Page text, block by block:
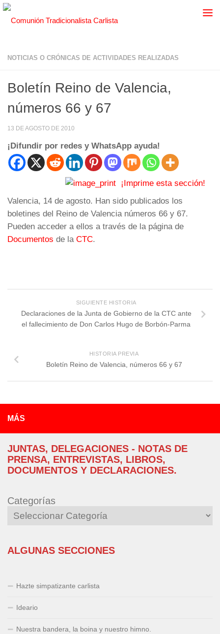
NOTICIAS O CRÓNICAS DE ACTIVIDADES REALIZADAS
Boletín Reino de Valencia,
números 66 y 67
13 DE AGOSTO DE 2010
¡Difundir por redes y WhatsApp ayuda!
¡Imprime esta sección!
Valencia, 14 de agosto. Han sido publicados los
boletines del Reino de Valencia números 66 y 67.
Pueden acceder a ellos a través de la página de
Documentos de la CTC.
SIGUIENTE HISTORIA
Declaraciones de la Junta de Gobierno de la CTC ante
el fallecimiento de Don Carlos Hugo de Borbón-Parma
HISTORIA PREVIA
Boletín Reino de Valencia, números 66 y 67
MÁS
JUNTAS, DELEGACIONES - NOTAS DE
PRENSA, ENTREVISTAS, LIBROS,
DOCUMENTOS Y DECLARACIONES.
Categorías
ALGUNAS SECCIONES
Hazte simpatizante carlista
Ideario
Nuestra bandera, la boina y nuestro himno.